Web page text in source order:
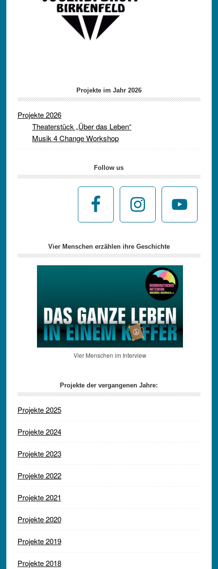
Projekte im Jahr 2026
Projekte 2026
Theaterstück „Über das Leben“
Musik 4 Change Workshop
Follow us
Vier Menschen erzählen ihre Geschichte
Vier Menschen im Interview
Projekte der vergangenen Jahre:
Projekte 2025
Projekte 2024
Projekte 2023
Projekte 2022
Projekte 2021
Projekte 2020
Projekte 2019
Projekte 2018